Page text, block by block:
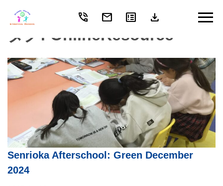
Skip
content
phone_in_talk mail breaking_news download
タグ: OnlineResource
Senrioka Afterschool: Green December
2024